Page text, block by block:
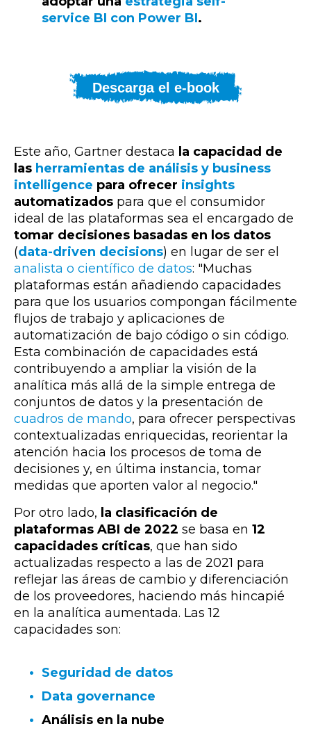
service BI con Power BI.
Descarga el e-book
Este año, Gartner destaca la capacidad de
las herramientas de análisis y business
intelligence para ofrecer insights
automatizados para que el consumidor
ideal de las plataformas sea el encargado de
tomar decisiones basadas en los datos
(data-driven decisions) en lugar de ser el
analista o científico de datos: "Muchas
plataformas están añadiendo capacidades
para que los usuarios compongan fácilmente
flujos de trabajo y aplicaciones de
automatización de bajo código o sin código.
Esta combinación de capacidades está
contribuyendo a ampliar la visión de la
analítica más allá de la simple entrega de
conjuntos de datos y la presentación de
cuadros de mando, para ofrecer perspectivas
contextualizadas enriquecidas, reorientar la
atención hacia los procesos de toma de
decisiones y, en última instancia, tomar
medidas que aporten valor al negocio."
Por otro lado, la clasificación de
plataformas ABI de 2022 se basa en 12
capacidades críticas, que han sido
actualizadas respecto a las de 2021 para
reflejar las áreas de cambio y diferenciación
de los proveedores, haciendo más hincapié
en la analítica aumentada. Las 12
capacidades son:
Seguridad de datos
Data governance
Análisis en la nube